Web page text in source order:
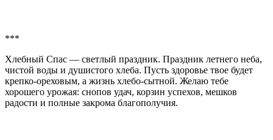
***
Хлебный Спас — светлый праздник. Праздник летнего неба,
чистой воды и душистого хлеба. Пусть здоровье твое будет
крепко-ореховым, а жизнь хлебо-сытной. Желаю тебе
хорошего урожая: снопов удач, корзин успехов, мешков
радости и полные закрома благополучия.